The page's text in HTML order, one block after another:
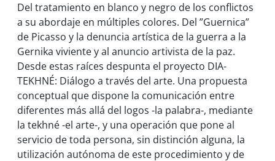
Del tratamiento en blanco y negro de los conflictos
a su abordaje en múltiples colores. Del ”Guernica”
de Picasso y la denuncia artística de la guerra a la
Gernika viviente y al anuncio artivista de la paz.
Desde estas raíces despunta el proyecto DIA-
TEKHNÉ: Diálogo a través del arte. Una propuesta
conceptual que dispone la comunicación entre
diferentes más allá del logos -la palabra-, mediante
la tekhné-el arte-, y una operación que pone al
servicio de toda persona, sin distinción alguna, la
utilización autónoma de este procedimiento y de